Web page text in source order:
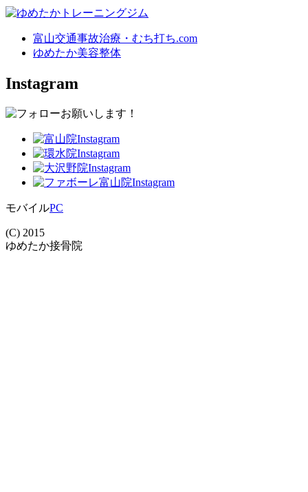
富山交通事故治療・むち打ち.com
ゆめたか美容整体
Instagram
モバイルPC
(C) 2015
ゆめたか接骨院